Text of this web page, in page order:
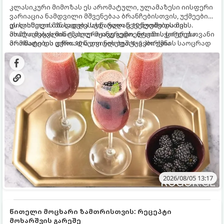
კლასიკური მიმოზას ეს არომატული, ულამაზესი იისფერი
ვარიაცია ნამდვილი მშვენებაა ბრანჩებისთვის, უქმეების
დილისთვის ან სადღესასწაულო წვეულებებისთვის.
ახალი მაყვლის ტკბილ-მჟავე გემო, ლაიმის ციტრუსოვანი
არომატი და ცქრიალა ღვინის ბუშტუკები ქმნის საოცრად
დახვეწილ და მაგრილებელ კოქტეილს.
ეს სასმელი მზადდება სულ რაღაც 10 წუთში და მის
მომზადებას მინიმალური ინგრედიენტები სჭირდება.
მომზადების დრო: 10 წუთი ულუფა: 4–6 პორცია
2026/08/05 13:17
წითელი მოცხარი ზამთრისთვის: რეცეპტი
მოხარშვის გარეშე